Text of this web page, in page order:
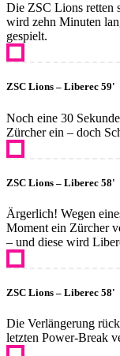
Die ZSC Lions retten
wird zehn Minuten
gespielt.
ZSC Lions – Liberec 59'
Noch eine 30
Zürcher ein – doch
ZSC Lions – Liberec 58'
Ärgerlich! Wegen
Moment ein Zürcher
– und diese wird
ZSC Lions – Liberec 58'
Die Verlängerung
letzten Power-Break